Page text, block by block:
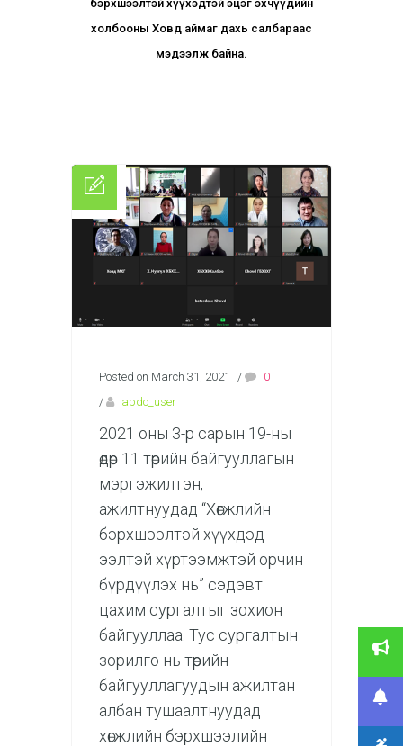
бэрхшээлтэй хүүхэдтэй эцэг эхчүүдийн
холбооны Ховд аймаг дахь салбараас
мэдээлж байна.
Posted on March 31, 2021 /
0
/
apdc_user
2021 оны 3-р сарын 19-ны
өдөр 11 төрийн байгууллагын
мэргэжилтэн,
ажилтнуудад “Хөгжлийн
бэрхшээлтэй хүүхдэд
ээлтэй хүртээмжтэй орчин
бүрдүүлэх нь” сэдэвт
цахим сургалтыг зохион
байгууллаа. Тус сургалтын
зорилго нь төрийн
байгууллагуудын ажилтан
албан тушаалтнуудад
хөгжлийн бэрхшээлийн